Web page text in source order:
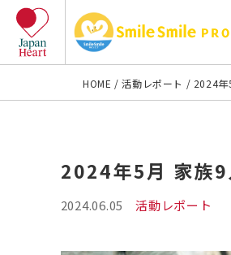
HOME 活動レポート 2024年
2024年5月 家族9
2024.06.05 活動レポート